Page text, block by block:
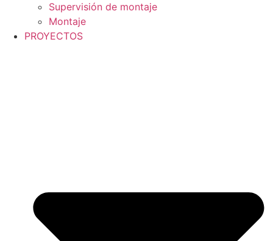
Supervisión de montaje
Montaje
PROYECTOS